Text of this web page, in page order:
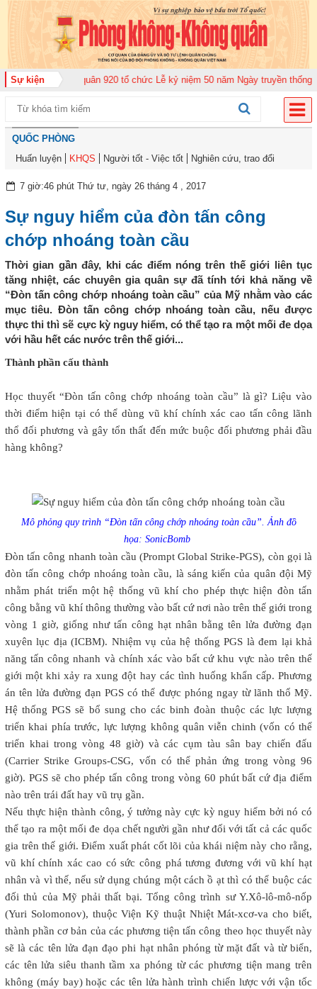
Sự kiện
đoàn Không quân 920 tổ chức Lễ kỷ niệm 50 năm Ngày truyền thống (12-
QUỐC PHÒNG
Huấn luyện
KHQS Người tốt - Việc tốt Nghiên cứu, trao đổi
7 giờ:46 phút Thứ tư, ngày 26 tháng 4 , 2017
Sự nguy hiểm của đòn tấn công
chớp nhoáng toàn cầu
Thời gian gần đây, khi các điểm nóng trên thế giới liên tục
tăng nhiệt, các chuyên gia quân sự đã tính tới khả năng về
“Đòn tấn công chớp nhoáng toàn cầu” của Mỹ nhằm vào các
mục tiêu. Đòn tấn công chớp nhoáng toàn cầu, nếu được
thực thi thì sẽ cực kỳ nguy hiểm, có thể tạo ra một mối đe dọa
với hầu hết các nước trên thế giới...
Thành phần cấu thành
Học thuyết “Đòn tấn công chớp nhoáng toàn cầu” là gì? Liệu vào
thời điểm hiện tại có thể dùng vũ khí chính xác cao tấn công lãnh
thổ đối phương và gây tổn thất đến mức buộc đối phương phải đầu
hàng không?
Mô phỏng quy trình “Đòn tấn công chớp nhoáng toàn cầu”. Ảnh đồ
họa: SonicBomb
Đòn tấn công nhanh toàn cầu (Prompt Global Strike-PGS), còn gọi là
đòn tấn công chớp nhoáng toàn cầu, là sáng kiến của quân đội Mỹ
nhằm phát triển một hệ thống vũ khí cho phép thực hiện đòn tấn
công bằng vũ khí thông thường vào bất cứ nơi nào trên thế giới trong
vòng 1 giờ, giống như tấn công hạt nhân bằng tên lửa đường đạn
xuyên lục địa (ICBM). Nhiệm vụ của hệ thống PGS là đem lại khả
năng tấn công nhanh và chính xác vào bất cứ khu vực nào trên thế
giới một khi xảy ra xung đột hay các tình huống khẩn cấp. Phương
án tên lửa đường đạn PGS có thể được phóng ngay từ lãnh thổ Mỹ.
Hệ thống PGS sẽ bổ sung cho các binh đoàn thuộc các lực lượng
triển khai phía trước, lực lượng không quân viễn chinh (vốn có thể
triển khai trong vòng 48 giờ) và các cụm tàu sân bay chiến đấu
(Carrier Strike Groups-CSG, vốn có thể phản ứng trong vòng 96
giờ). PGS sẽ cho phép tấn công trong vòng 60 phút bất cứ địa điểm
nào trên trái đất hay vũ trụ gần.
Nếu thực hiện thành công, ý tưởng này cực kỳ nguy hiểm bởi nó có
thể tạo ra một mối đe dọa chết người gần như đối với tất cả các quốc
gia trên thế giới. Điểm xuất phát cốt lõi của khái niệm này cho rằng,
vũ khí chính xác cao có sức công phá tương đương với vũ khí hạt
nhân và vì thế, nếu sử dụng chúng một cách ồ ạt thì có thể buộc các
đối thủ của Mỹ phải thất bại. Tổng công trình sư Y.Xô-lô-mô-nốp
(Yuri Solomonov), thuộc Viện Kỹ thuật Nhiệt Mát-xcơ-va cho biết,
thành phần cơ bản của các phương tiện tấn công theo học thuyết này
sẽ là các tên lửa đạn đạo phi hạt nhân phóng từ mặt đất và từ biển,
các tên lửa siêu thanh tầm xa phóng từ các phương tiện mang trên
không (máy bay) hoặc các tên lửa hành trình chiến lược với vận tốc